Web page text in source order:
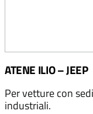
ATENE ILIO – JEEP
Per vetture con
industriali.